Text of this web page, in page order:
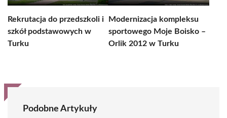
Rekrutacja do przedszkoli i
szkół podstawowych w
Turku
Modernizacja kompleksu
sportowego Moje Boisko –
Orlik 2012 w Turku
Podobne Artykuły